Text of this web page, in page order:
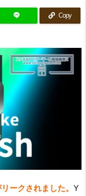
Copy
ークされました。 Y